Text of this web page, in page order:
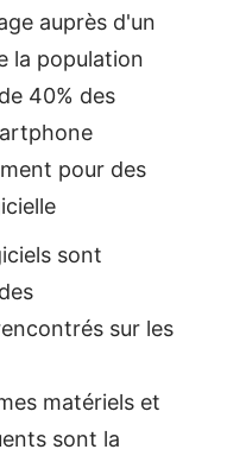
auprès d'un
la population
40% des
pour des
sont
sur les
matériels et
sont la